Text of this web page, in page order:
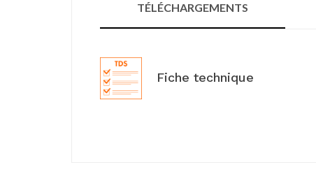
TÉLÉCHARGEMENTS
Fiche technique